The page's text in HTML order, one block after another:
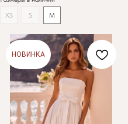
XS
S M
НОВИНКА